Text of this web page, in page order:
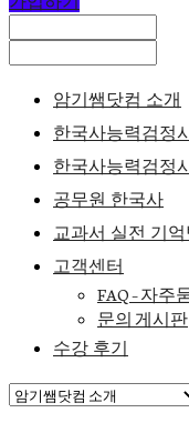
암기쌤닷컴 소개
한국사능력검
한국사능력검
공무원 한국사
교과서 실전 기
고객센터
FAQ – 자주
문의 게시판
수강 후기